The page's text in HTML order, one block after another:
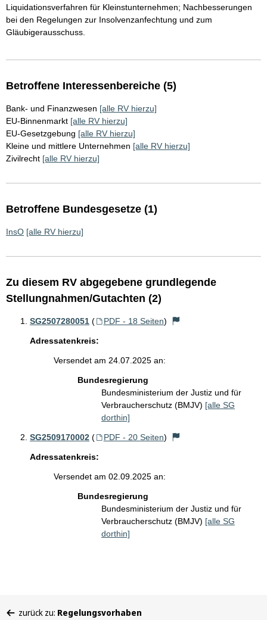
Liquidationsverfahren für Kleinstunternehmen; Nachbesserungen
bei den Regelungen zur Insolvenzanfechtung und zum
Gläubigerausschuss.
Betroffene Interessenbereiche (5)
Bank- und Finanzwesen [alle RV hierzu]
EU-Binnenmarkt [alle RV hierzu]
EU-Gesetzgebung [alle RV hierzu]
Kleine und mittlere Unternehmen [alle RV hierzu]
Zivilrecht [alle RV hierzu]
Betroffene Bundesgesetze (1)
InsO [alle RV hierzu]
Zu diesem RV abgegebene grundlegende
Stellungnahmen/Gutachten (2)
SG2507280051 ( PDF - 18 Seiten)
Adressatenkreis:
Versendet am 24.07.2025 an:
Bundesregierung
Bundesministerium der Justiz und für
Verbraucherschutz (BMJV) [alle SG
dorthin]
SG2509170002 ( PDF - 20 Seiten)
Adressatenkreis:
Versendet am 02.09.2025 an:
Bundesregierung
Bundesministerium der Justiz und für
Verbraucherschutz (BMJV) [alle SG
dorthin]
zurück zu: Regelungsvorhaben